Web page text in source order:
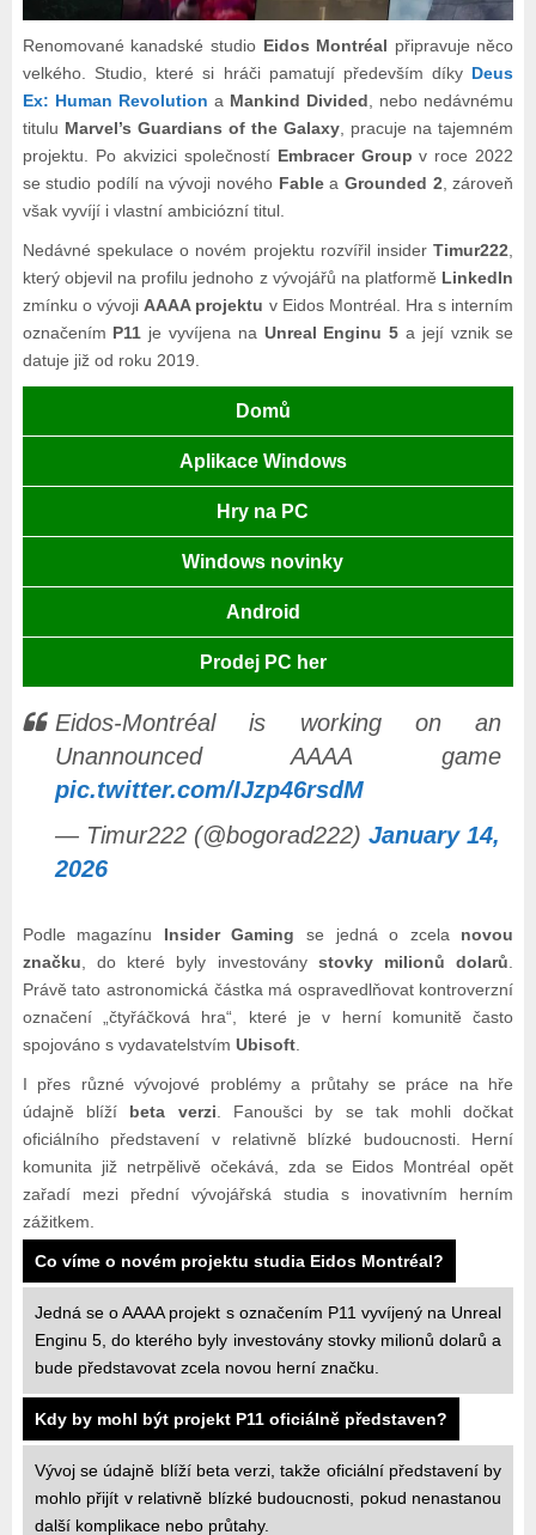
Renomované kanadské studio Eidos Montréal připravuje něco
velkého. Studio, které si hráči pamatují především díky Deus
Ex: Human Revolution a Mankind Divided , nebo nedávnému
titulu Marvel’s Guardians of the Galaxy , pracuje na tajemném
projektu. Po akvizici společností Embracer Group v roce 2022
se studio podílí na vývoji nového FableaGrounded 2 , zároveň
však vyvíjí i vlastní ambiciózní titul.
Nedávné spekulace o novém projektu rozvířil insiderTimur222
který objevil na profilu jednoho z vývojářů na platformě LinkedIn
zmínku o vývoji AAAA projektu v Eidos Montréal. Hra s interním
označením P11 je vyvíjena na Unreal Enginu 5 a její vznik se
datuje již od roku 2019.
Domů
Aplikace Windows
Hry na PC
Windows novinky
Android
Prodej PC her
Eidos-Montréal is working on an
Unannounced AAAA game
pic.twitter.com/IJzp46rsdM
— Timur222 (@bogorad222) January 14,
2026
Podle magazínu Insider Gaming se jedná o zcela novou
značku , do které byly investovány stovky milionů dolarů
Právě tato astronomická částka má ospravedlňovat kontroverzní
označení „čtyřáčková hra“, které je v herní komunitě často
spojováno s vydavatelstvím Ubisoft.
I přes různé vývojové problémy a průtahy se práce na hře
údajně blíží beta verzi . Fanoušci by se tak mohli dočkat
oficiálního představení v relativně blízké budoucnosti. Herní
komunita již netrpělivě očekává, zda se Eidos Montréal opět
zařadí mezi přední vývojářská studia s inovativním herním
zážitkem.
Co víme o novém projektu studia Eidos Montréal?
Jedná se o AAAA projekt s označením P11 vyvíjený na Unreal
Enginu 5, do kterého byly investovány stovky milionů dolarů a
bude představovat zcela novou herní značku.
Kdy by mohl být projekt P11 oficiálně představen?
Vývoj se údajně blíží beta verzi, takže oficiální představení by
mohlo přijít v relativně blízké budoucnosti, pokud nenastanou
další komplikace nebo průtahy.